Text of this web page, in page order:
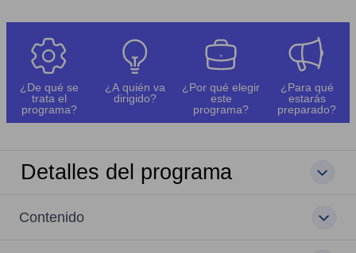
¿De qué se
trata el
programa?
¿A quién va
dirigido?
¿Por qué elegir
este
programa?
¿Para qué
estarás
preparado?
Detalles del programa
Contenido